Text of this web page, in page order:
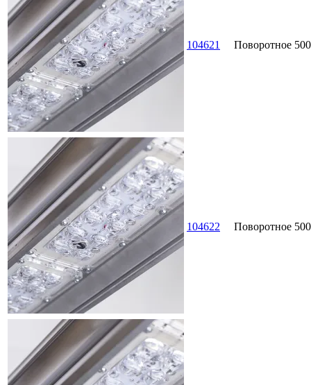
104621 Поворотное
104622 Поворотное